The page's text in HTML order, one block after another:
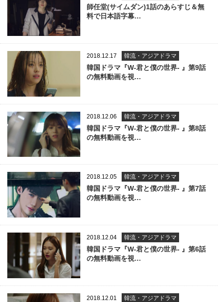
師任堂(サイムダン)1話のあらすじ＆無
料で日本語字幕…
2018.12.17 韓流・アジアドラマ
韓国ドラマ『W-君と僕の世界- 』第9話
の無料動画を視…
2018.12.06 韓流・アジアドラマ
韓国ドラマ『W-君と僕の世界- 』第8話
の無料動画を視…
2018.12.05 韓流・アジアドラマ
韓国ドラマ『W-君と僕の世界- 』第7話
の無料動画を視…
2018.12.04 韓流・アジアドラマ
韓国ドラマ『W-君と僕の世界- 』第6話
の無料動画を視…
2018.12.01 韓流・アジアドラマ